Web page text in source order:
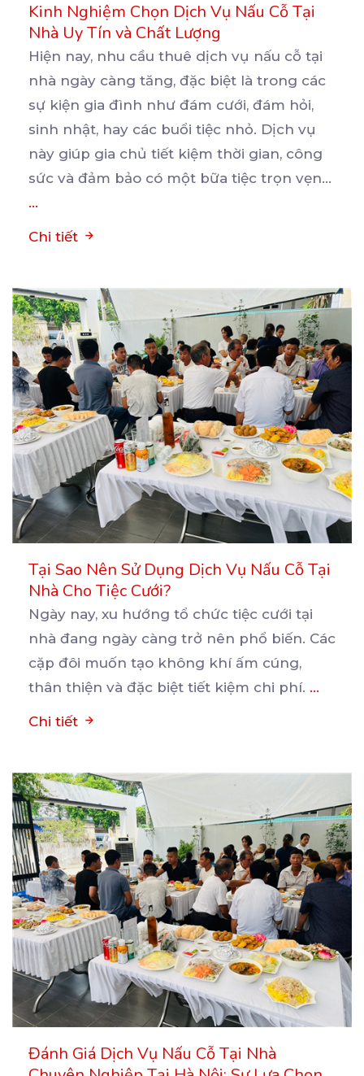
Kinh Nghiệm Chọn Dịch Vụ Nấu Cỗ Tại
Nhà Uy Tín và Chất Lượng
Hiện nay, nhu cầu thuê dịch vụ nấu cỗ tại
nhà ngày càng tăng, đặc biệt là trong các
sự kiện gia đình như đám cưới, đám hỏi,
sinh nhật, hay các buổi tiệc nhỏ. Dịch vụ
này giúp gia chủ tiết kiệm thời gian, công
sức và đảm bảo có một bữa tiệc trọn vẹn...
...
Chi tiết
Tại Sao Nên Sử Dụng Dịch Vụ Nấu Cỗ Tại
Nhà Cho Tiệc Cưới?
Ngày nay, xu hướng tổ chức tiệc cưới tại
nhà đang ngày càng trở nên phổ biến. Các
cặp đôi muốn tạo không khí ấm cúng,
thân thiện và đặc biệt tiết kiệm chi phí. ...
Chi tiết
Đánh Giá Dịch Vụ Nấu Cỗ Tại Nhà